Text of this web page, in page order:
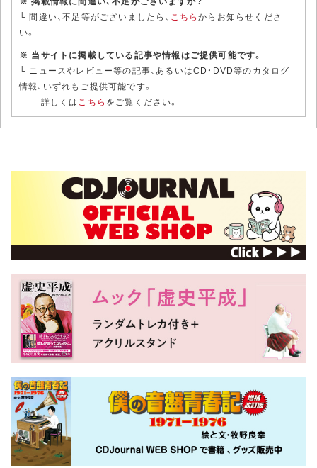
└ 間違い、不足等がございましたら、 こちらからお知らせくださ
い。
※ 当サイトに掲載している記事や情報はご提供可能です。
└ ニュースやレビュー等の記事、あるいはCD・DVD等のカタログ
情報、いずれもご提供可能です。
詳しくはこちら をご覧ください。